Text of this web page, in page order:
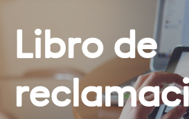
Libro de